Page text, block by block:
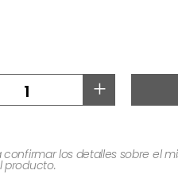
+
los detalles sobre el
producto.